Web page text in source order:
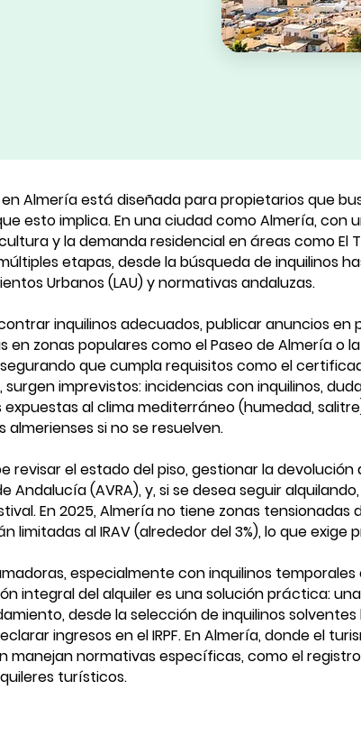
Almería está diseñada para propietarios que
esto implica. En una ciudad como Almería, con
y la demanda residencial en áreas como El
etapas, desde la búsqueda de inquilinos
Urbanos (LAU) y normativas andaluzas.
inquilinos adecuados, publicar anuncios
en zonas populares como el Paseo de Almería o
que cumpla requisitos como el
imprevistos: incidencias con inquilinos,
al clima mediterráneo (humedad,
si no se resuelven.
revisar el estado del piso, gestionar la
Andalucía (AVRA), y, si se desea seguir
En 2025, Almería no tiene zonas tensionadas
limitadas al IRAV (alrededor del 3%), lo que exige
especialmente con inquilinos
integral del alquiler es una solución práctica:
desde la selección de inquilinos
ingresos en el IRPF. En Almería, donde el
manejan normativas específicas, como el
turísticos.